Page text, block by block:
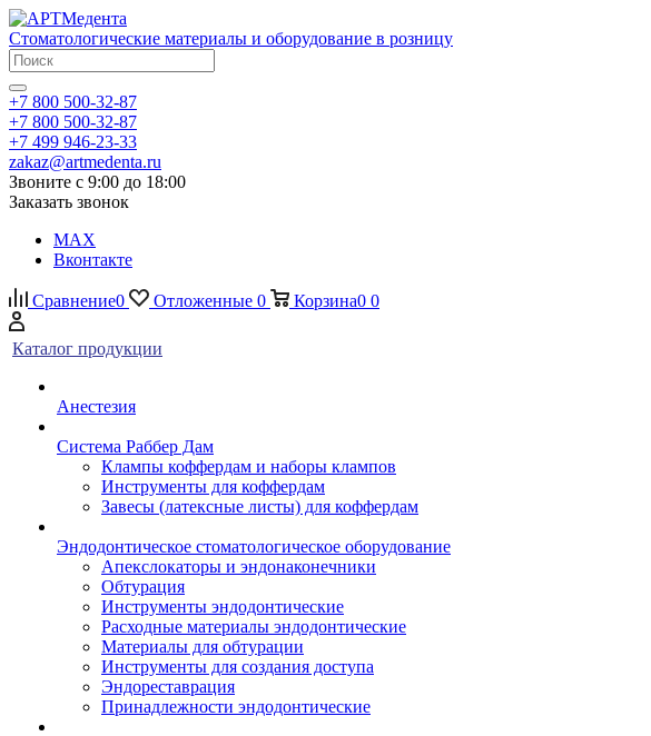
Стоматологические материалы и оборудование в розницу
+7 800 500-32-87
+7 800 500-32-87
+7 499 946-23-33
zakaz@artmedenta.ru
Звоните с 9:00 до 18:00
Заказать звонок
MAX
Вконтакте
Сравнение0 Отложенные 0 Корзина0 0
Каталог продукции
Анестезия
Система Раббер Дам
Клампы коффердам и наборы клампов
Инструменты для коффердам
Завесы (латексные листы) для коффердам
Эндодонтическое стоматологическое оборудование
Апекслокаторы и эндонаконечники
Обтурация
Инструменты эндодонтические
Расходные материалы эндодонтические
Материалы для обтурации
Инструменты для создания доступа
Эндореставрация
Принадлежности эндодонтические